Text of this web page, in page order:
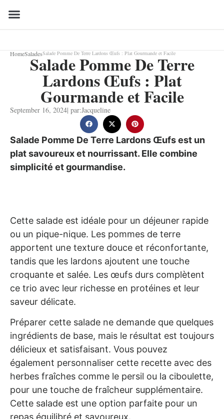
HomeSaladesSalade Pomme De Terre Lardons Œufs : Plat Gourmande et Facile
Salade Pomme De Terre
Lardons Œufs : Plat
Gourmande et Facile
September 16, 2024| par:Jacqueline
Salade Pomme De Terre Lardons Œufs est un
plat savoureux et nourrissant. Elle combine
simplicité et gourmandise.
Cette salade est idéale pour un déjeuner rapide
ou un pique-nique. Les pommes de terre
apportent une texture douce et réconfortante,
tandis que les lardons ajoutent une touche
croquante et salée. Les œufs durs complètent
ce trio avec leur richesse en protéines et leur
saveur délicate.
Préparer cette salade ne demande que quelques
ingrédients de base, mais le résultat est toujours
délicieux et satisfaisant. Vous pouvez
également personnaliser cette recette avec des
herbes fraîches comme le persil ou la ciboulette,
pour une touche de fraîcheur supplémentaire.
Cette salade est une option parfaite pour un
repas équilibré et savoureux.